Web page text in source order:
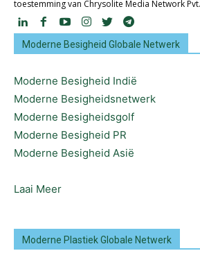
toestemming van Chrysolite Media Network
Moderne Besigheid Globale Netwerk
Moderne Besigheid Indië
Moderne Besigheidsnetwerk
Moderne Besigheidsgolf
Moderne Besigheid PR
Moderne Besigheid Asië
Laai Meer
Moderne Plastiek Globale Netwerk